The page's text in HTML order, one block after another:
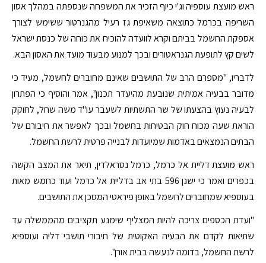
ראש מועצת עוספיה וג'י כיוף הזכיר את המשפחה שנספתה במהלך אסון
השריפה בכרמל כתוצאה משאיפת גז רעיל מהגנרטור ששימש לצורך
אספקת החשמל בביתם וקרא לוועדה להוכיח את כוחה של כנסת ישראל
לשים קץ לתופעת הגנראטורים ובכך למנוע מבעוד מועד את האסון הבא.
לדבריו, "מספרם הרב של התושבים שאינם מחוברים לחשמל, מעיד כי
מדובר בבעיה אמיתית שנובעת מהיעדר תכנון", אמר והוסיף כי הפתרון
לבעיה נעוץ בהצעתו של שר התשתיות לשעבר עו"ד משה שחל, לחוקק
הוראת שעה מכוח חוק הבטיחות בחשמל ובכך לאפשר את חיבורם של
הבתים הנמצאים באדמות שמיועדות לבנייה פרטית לרשת החשמל.
ראש מועצת דליית אל כרמל, כרמל נסראלדין, תיאר את המצב הקשה
בכפרים ואמר כי ישנן 596 בתי אב בדליית אל כרמל ועוד כחמש מאות
בעוספיא שמחוברים לחשמל באופן פיראטי המסכן את התושבים.
"ועדת הכספים צריכה להיות המצליף שימנע תקציבים מהממשלה עד
שתיאות לקדם את הבעיה האקוטית של חיבורי תושבי דליה ועוספיא
לרשת החשמל, בדומה לנעשה בבית אורן".